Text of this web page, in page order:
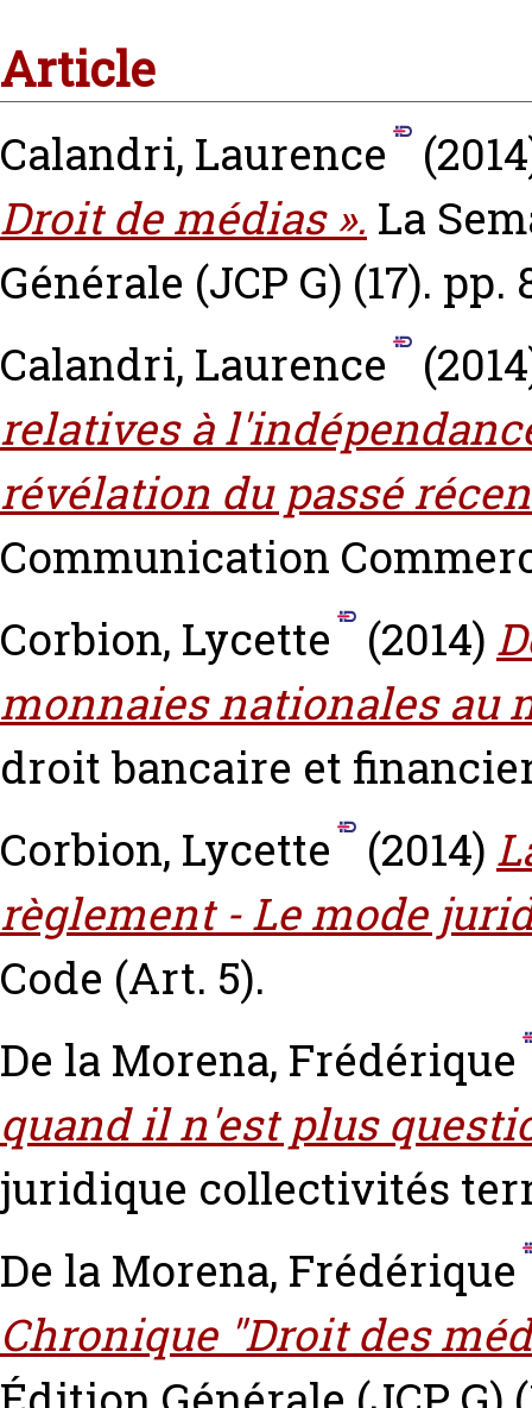
Article
Calandri, Laurence
Droit de médias ». La
Générale (JCP G) (17). pp.
Calandri, Laurence
relatives à
révélation du passé
Communication
Corbion, Lycette
(2014)
monnaies nationales au
droit bancaire et
Corbion, Lycette
(2014)
règlement - Le mode
Code (Art. 5).
De la Morena, Frédérique
quand il n'est plus
juridique collectivités
De la Morena, Frédérique
Chronique "Droit des